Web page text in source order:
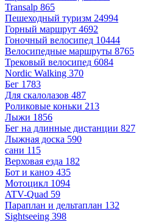
Transalp 865
Пешеходный туризм 24994
Горный маршрут 4692
Гоночный велосипед 10444
Велосипедные маршруты 8765
Трековый велосипед 6084
Nordic Walking 370
Бег 1783
Для скалолазов 487
Роликовые коньки 213
Лыжи 1856
Бег на длинные дистанции 827
Лыжная доска 590
сани 115
Верховая езда 182
Бот и каноэ 435
Мотоцикл 1094
ATV-Quad 59
Параплан и дельтаплан 132
Sightseeing 398